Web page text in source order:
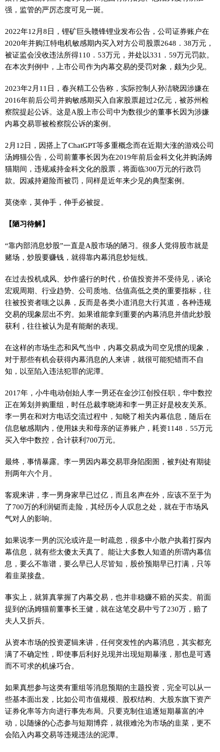
强，监管的严厉态度可见一斑。
2022年12月8日，锂矿巨头赣锋锂业发布公告，公司证券账户在
2020年并购江特电机敏感期内买入对方公司股票2648．38万元，
被证监会没收违法所得110．53万元，并处以331．59万元罚款。
在本次判例中，上市公司作为内幕交易的受罚对象，颇为少见。
2023年2月11日，春兴精工公告称，实际控制人孙洁晓因涉嫌在
2016年前后公司并购敏感期买入自家股票超过2亿元，被苏州检
察院提起公诉。这是A股上市公司中为数很少的董事长因为涉嫌
内幕交易罪被检察院公诉的案例。
2月12日，因搭上了ChatGPT等多重概念而在近期大涨的游戏公司
汤姆猫公告，公司前董事长因为在2019年前后金科文化并购汤姆
猫期间，违规减持金科文化的股票，将面临300万元的行政罚
款。因减持避险而被罚，同样是近年来少见的典型案例。
莫侥幸，莫伸手，伸手必被捉。
【陋习待解】
“靠内部消息炒股”一直是A股市场的陋习。很多人觉得股市就是
赌场，炒股要赚钱，就得靠内幕消息炒短线。
在过去投机成风、炒作盛行的时代，价值投资并不受待见，谈论
宏观周期、行业趋势、公司质地、估值高低之类的重要指标，往
往被投资者嗤之以鼻，反而是各类小道消息大行其道，各种违规
交易的现象层出不穷。如果谁能拿到重要的内幕消息并借此炒股
获利，往往被认为是有能耐的表现。
在这样的市场生态和风气当中，内幕交易成为司空见惯的现象，
对于那些有机会获得内幕消息的人来讲，就很可能犯错而不自
知，以至陷入违法犯罪的泥潭。
2017年，小牛电动创始人李一男还在金沙江创投任职，华中数控
正在筹划并购重组，时任总裁李晓涛和李一男正好是校友关系。
李一男在和对方电话交流过程中，知晓了相关内幕信息，随后在
信息敏感期内，使用妹夫和母亲的证券账户，耗资1148．55万元
买入华中数控，合计获利700万元。
最终，事情暴露。李一男因内幕交易罪身陷囹圄，被判处有期徒
刑两年六个月。
客观来讲，李一男身家早已过亿，而且名声在外，应该不至于为
了700万的利润铤而走险，其经历令人叹息之处，就在于市场风
气对人的影响。
如果说李一男的沉沦或许是一时疏忽，很多中小散户执着打探内
幕信息，就有些太傻太天真了。能让大多数人知道的所谓内幕信
息，要么不靠谱，要么早已人尽皆知，股价预期早已打满，只等
着韭菜接盘。
事实上，就算真掌握了内幕交易，也并非稳赚不赔的买卖。前面
提到的汤姆猫前董事长王健，就在这笔交易中亏了230万，赔了
夫人又折兵。
从资本市场的投资逻辑来讲，任何突发性的内幕消息，其实都充
满了不确定性，即使事后利好兑现并出现短期暴涨，那也是可遇
而不可求的机缘巧合。
如果真想参与这类有重组等消息预期的主题投资，完全可以从一
些基本面出发，比如公司市值规模、股权结构、大股东旗下资产
证券化率等方向进行事先布局。只要克制住追逐短期暴富的冲
动，以随缘的心态参与短期博弈，就很难沦为市场的韭菜，更不
会陷入内幕交易等违规违法的泥潭。